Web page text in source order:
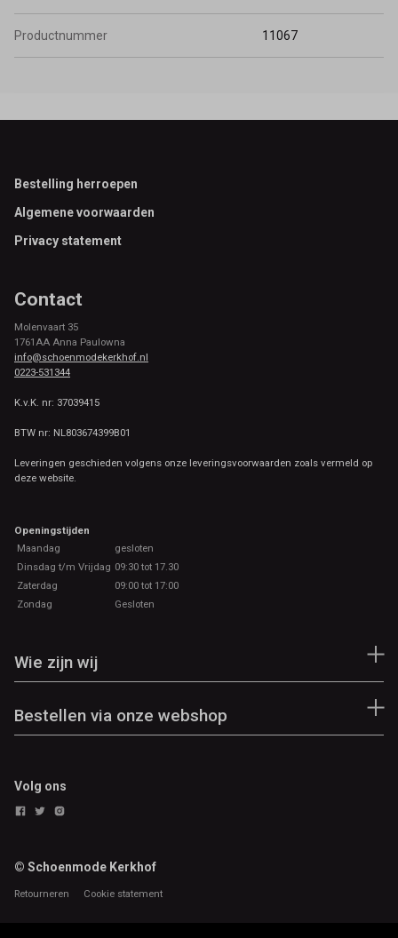
Productnummer 11067
Footer
Bestelling herroepen
Algemene voorwaarden
Privacy statement
Contact
Molenvaart 35
1761AA Anna Paulowna
info@schoenmodekerkhof.nl
0223-531344
K.v.K. nr: 37039415
BTW nr: NL803674399B01
Leveringen geschieden volgens onze leveringsvoorwaarden zoals vermeld op
deze website.
Openingstijden
Maandag
gesloten
Dinsdag t/m Vrijdag 09:30 tot 17.30
Zaterdag
09:00 tot 17:00
Zondag
Gesloten
Wie zijn wij
Bestellen via onze webshop
Volg ons
© Schoenmode Kerkhof
Retourneren Cookie statement